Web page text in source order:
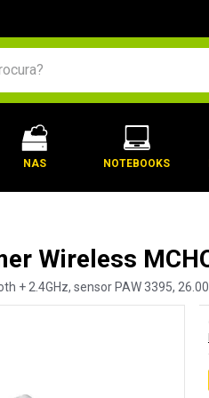
NAS NOTEBOOKS
Wireless
+ 2.4GHz, sensor PAW 3395,